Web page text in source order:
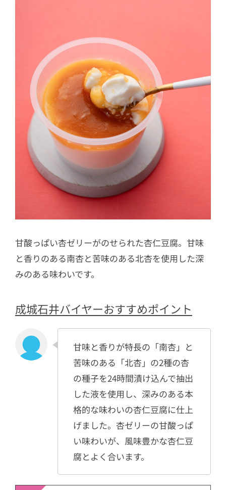
甘酸っぱい杏ゼリーがのせられた杏仁豆腐。甘味
と香りのある南杏と苦味のある北杏を使用した深
みのある味わいです。
成城石井バイヤーおすすめポイント
甘味と香りが特長の「南杏」と
苦味のある「北杏」の2種の杏
の種子を24時間漬け込んで抽出
した液を使用し、深みのある本
格的な味わいの杏仁豆腐に仕上
げました。杏ゼリーの甘酸っぱ
い味わいが、風味豊かな杏仁豆
腐とよく合います。